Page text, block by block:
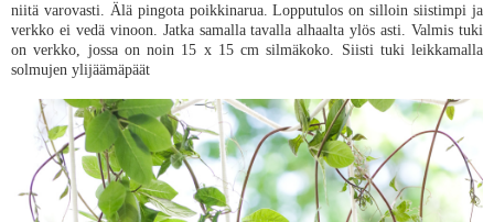
niitä varovasti. Älä pingota poikkinarua. Lopputulos on silloin siistimpi ja
verkko ei vedä vinoon. Jatka samalla tavalla alhaalta ylös asti. Valmis tuki
on verkko, jossa on noin 15 x 15 cm silmäkoko. Siisti tuki leikkamalla
solmujen ylijäämäpäät